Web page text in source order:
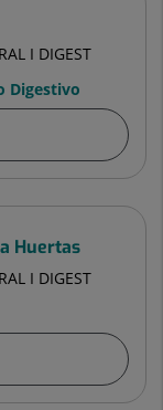
I DIGEST
Digestivo
Huertas
I DIGEST